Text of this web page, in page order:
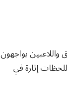
واللاعبين يواجهون
إثارة في